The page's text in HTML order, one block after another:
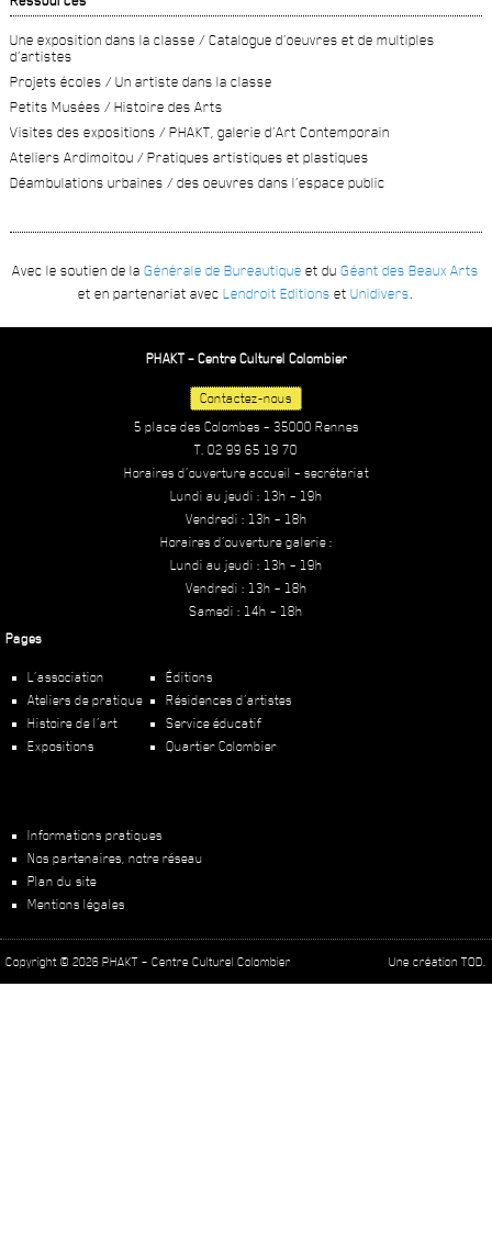
Une exposition dans la classe / Catalogue d’oeuvres et de multiples
d’artistes
Projets écoles / Un artiste dans la classe
Petits Musées / Histoire des Arts
Visites des expositions / PHAKT, galerie d’Art Contemporain
Ateliers Ardimoitou / Pratiques artistiques et plastiques
Déambulations urbaines / des oeuvres dans l’espace public
Avec le soutien de laGénérale de Bureautique et duGéant des Beaux Arts
et en partenariat avecLendroit Editions etUnidivers.
PHAKT – Centre Culturel Colombier
Contactez-nous
5 place des Colombes – 35000 Rennes
T. 02 99 65 19 70
Horaires d’ouverture accueil – secrétariat
Lundi au jeudi : 13h – 19h
Vendredi : 13h – 18h
Horaires d’ouverture galerie :
Lundi au jeudi : 13h – 19h
Vendredi : 13h – 18h
Samedi : 14h – 18h
Pages
L’association
Ateliers de pratique
Histoire de l’art
Expositions
Éditions
Résidences d’artistes
Service éducatif
Quartier Colombier
Informations pratiques
Nos partenaires, notre réseau
Plan du site
Mentions légales
Copyright © 2026 PHAKT – Centre Culturel Colombier Une création TOD.